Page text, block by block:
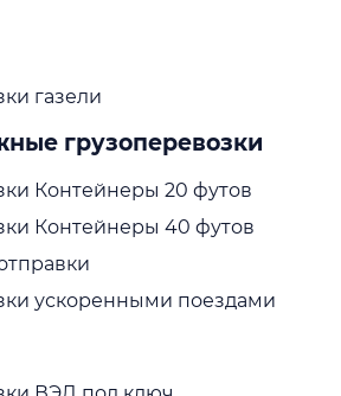
газели
грузоперевозки
Контейнеры 20 футов
Контейнеры 40 футов
ускоренными поездами